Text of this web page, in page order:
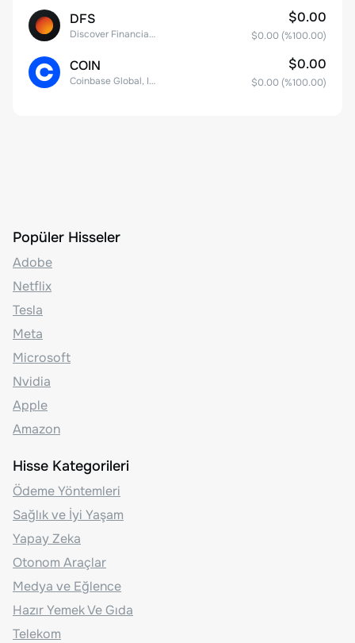
DFS
Discover Financial Services
$0.00
$0.00 (%100.00)
COIN
Coinbase Global, Inc. Class A Common Stock
$0.00
$0.00 (%100.00)
Popüler Hisseler
Adobe
Netflix
Tesla
Meta
Microsoft
Nvidia
Apple
Amazon
Hisse Kategorileri
Ödeme Yöntemleri
Sağlık ve İyi Yaşam
Yapay Zeka
Otonom Araçlar
Medya ve Eğlence
Hazır Yemek Ve Gıda
Telekom